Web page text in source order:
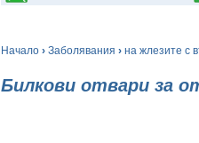
Начало › Заболявания › на жлезите с
Билкови отвари за